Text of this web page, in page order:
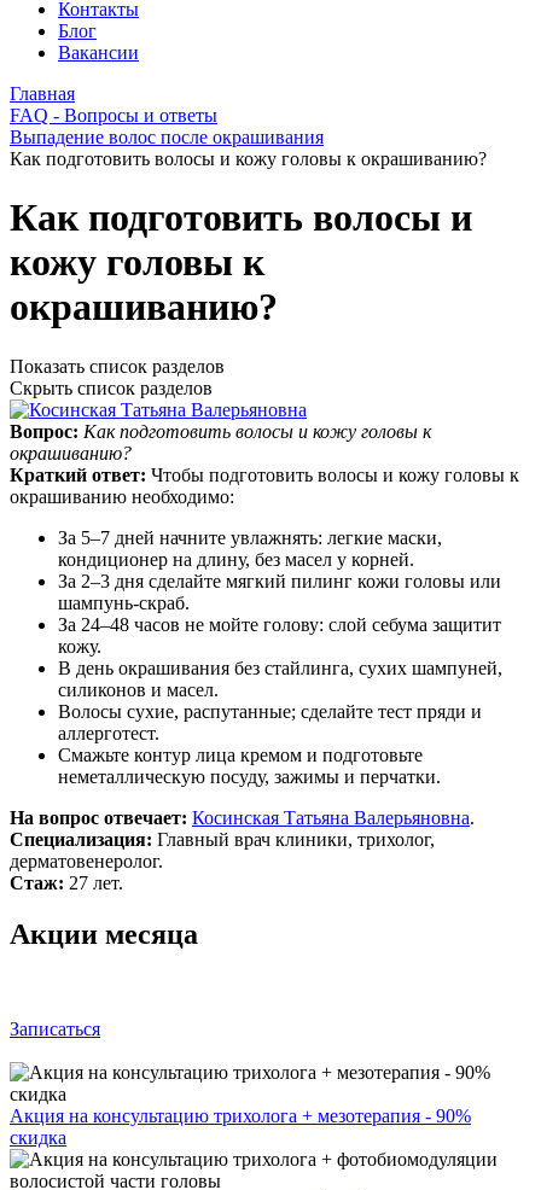
Контакты
Блог
Вакансии
Главная
FAQ - Вопросы и ответы
Выпадение волос после окрашивания
Как подготовить волосы и кожу головы к окрашиванию?
Как подготовить волосы и
кожу головы к
окрашиванию?
Показать список разделов
Скрыть список разделов
Вопрос: Как подготовить волосы и кожу головы к
окрашиванию?
Краткий ответ: Чтобы подготовить волосы и кожу головы к
окрашиванию необходимо:
За 5–7 дней начните увлажнять: легкие маски,
кондиционер на длину, без масел у корней.
За 2–3 дня сделайте мягкий пилинг кожи головы или
шампунь-скраб.
За 24–48 часов не мойте голову: слой себума защитит
кожу.
В день окрашивания без стайлинга, сухих шампуней,
силиконов и масел.
Волосы сухие, распутанные; сделайте тест пряди и
аллерготест.
Смажьте контур лица кремом и подготовьте
неметаллическую посуду, зажимы и перчатки.
На вопрос отвечает: Косинская Татьяна Валерьяновна.
Специализация: Главный врач клиники, трихолог,
дерматовенеролог.
Стаж: 27 лет.
Акции месяца
Записаться
Акция на консультацию трихолога + мезотерапия - 90%
скидка